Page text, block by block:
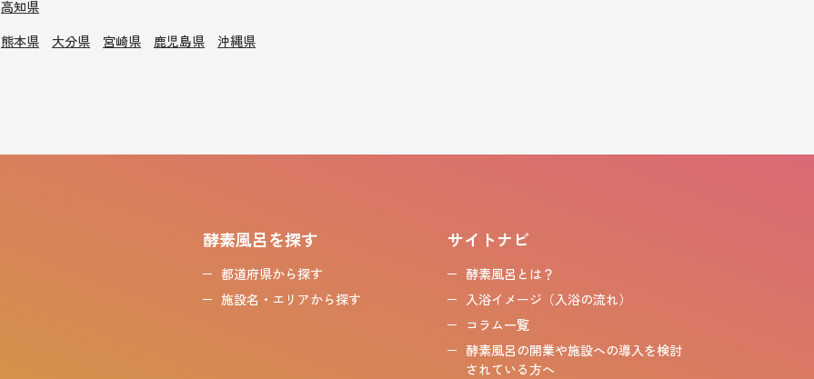
高知県
熊本県 大分県 宮崎県 鹿児島県 沖縄県
酵素風呂を探す
都道府県から探す
施設名・エリアから探す
サイトナビ
酵素風呂とは？
入浴イメージ（入浴の流れ）
コラム一覧
酵素風呂の開業や施設への導入を検討
されている方へ